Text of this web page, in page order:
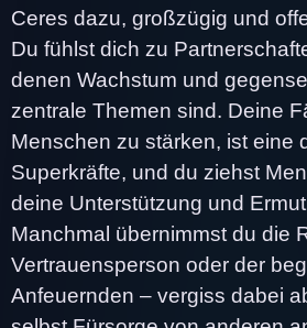
Ceres dazu, großzügig und
Du fühlst dich zu
denen Wachstum und
zentrale Themen sind. Deine
Menschen zu stärken, ist eine
Superkräfte, und du ziehst
deine Unterstützung und
Manchmal übernimmst du die
Vertrauensperson oder der
Anfeuernden – vergiss dabei